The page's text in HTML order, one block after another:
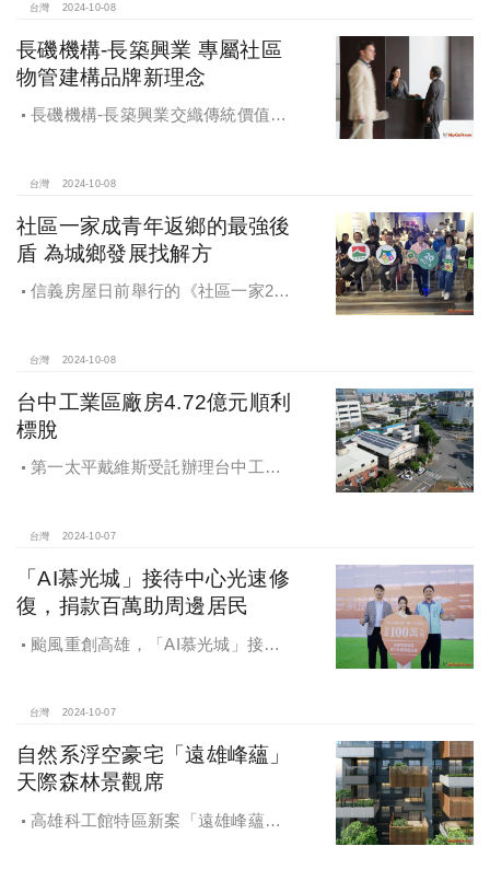
未來還陸續有超過7萬坪辦公樓面積新
台灣 2024-10-08
長磯機構-長築興業 專屬社區
物管建構品牌新理念
長磯機構-長築興業交織傳統價值與
家邸「長築白樓1」
台灣 2024-10-08
社區一家成青年返鄉的最強後
盾 為城鄉發展找解方
信義房屋日前舉行的《社區一家20
彰化鬆勢三日節策展人劉孟豪分享他
家鄉帶來改變和發展的故事。
台灣 2024-10-08
台中工業區廠房4.72億元順利
標脫
第一太平戴維斯受託辦理台中工業
價率5％。
台灣 2024-10-07
「AI慕光城」接待中心光速修
復，捐款百萬助周邊居民
颱風重創高雄，「AI慕光城」接待
民復原家園
台灣 2024-10-07
自然系浮空豪宅「遠雄峰蘊」
天際森林景觀席
高雄科工館特區新案「遠雄峰蘊」